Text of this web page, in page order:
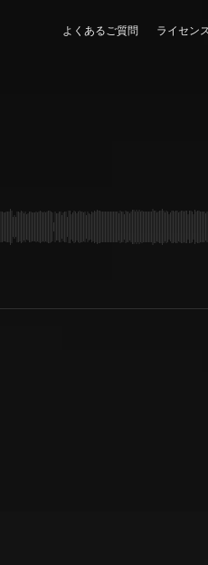
よくあるご質問 ライセン